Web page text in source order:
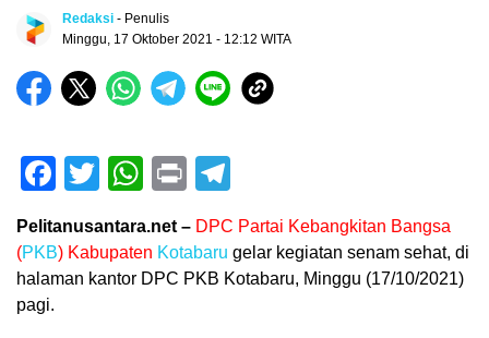
Redaksi - Penulis
Minggu, 17 Oktober 2021 - 12:12 WITA
Facebook
TwitterWhatsApp
Print
Pelitanusantara.net – DPC Partai Kebangkitan Bangsa
(PKB) Kabupaten Kotabaru gelar kegiatan senam sehat, di
halaman kantor DPC PKB Kotabaru, Minggu (17/10/2021)
pagi.